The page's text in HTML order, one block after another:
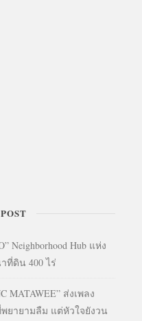
Neighborhood Hub แห่ง
ที่ดิน 400 ไร่
MATAWEE” ส่งเพลง
ยายามลืม แต่หัวใจยังวน